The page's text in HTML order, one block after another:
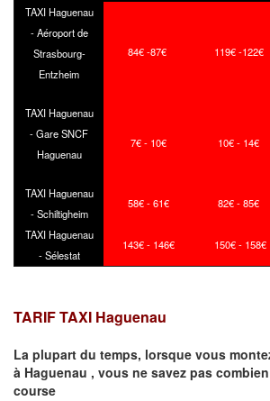
TAXI Haguenau
- Aéroport de
Strasbourg-
Entzheim
84€ -87€ 119€ -122€
TAXI Haguenau
- Gare SNCF
Haguenau
7€ - 10€ 10€ - 14€
TAXI Haguenau
- Schiltigheim
58€ - 61€ 82€ - 85€
TAXI Haguenau
- Sélestat
143€ - 146€ 150€ - 158€
TARIF TAXI Haguenau
La plupart du temps, lorsque vous
à Haguenau , vous ne savez pas combien
course